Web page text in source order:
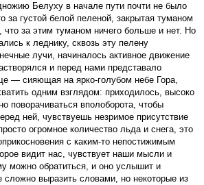
Белуху в начале пути почти не было
за густой белой пеленой, закрытая туманом
что за этим туманом ничего больше и нет. Но
к леднику, сквозь эту пелену
лучи, начиналось активное движение
и перед нами представало
— сияющая на ярко-голубом небе Гора,
одним взглядом: приходилось, высоко
поворачиваться вполоборота, чтобы
ней, чувствуешь незримое присутствие
огромное количество льда и снега, это
с каким-то непостижимым
видит нас, чувствует наши мысли и
можно обратиться, и оно услышит и
сложно выразить словами, но некоторые из